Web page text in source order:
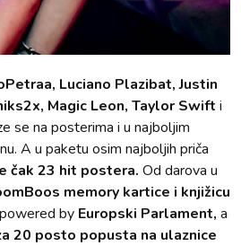
Luciano Plazibat, Justin
Magic Leon, Taylor Swift i
se na posterima i u najboljim
A u paketu osim najboljih priča
čak 23 hit postera. Od darova u
memory kartice i knjižicu
by Europski Parlament, a
20 posto popusta na ulaznice